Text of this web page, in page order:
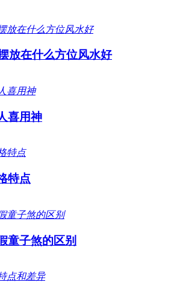
放在什么方位风水好
喜用神
特点
童子煞的区别